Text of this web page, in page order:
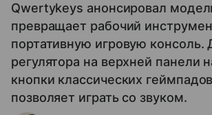
Qwertykeys анонсировал
превращает рабочий
портативную игровую консоль.
регулятора на верхней панели
кнопки классических
позволяет играть со звуком.​